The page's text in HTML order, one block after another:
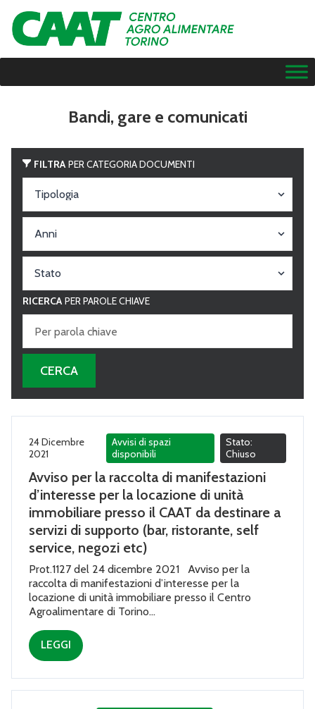
Bandi, gare e comunicati
FILTRA PER CATEGORIA DOCUMENTI
RICERCA PER PAROLE CHIAVE
24 Dicembre
2021
Avvisi di spazi
disponibili
Stato:
Chiuso
Avviso per la raccolta di manifestazioni
d’interesse per la locazione di unità
immobiliare presso il CAAT da destinare a
servizi di supporto (bar, ristorante, self
service, negozi etc)
Prot.1127 del 24 dicembre 2021 Avviso per la
raccolta di manifestazioni d’interesse per la
locazione di unità immobiliare presso il Centro
Agroalimentare di Torino...
LEGGI